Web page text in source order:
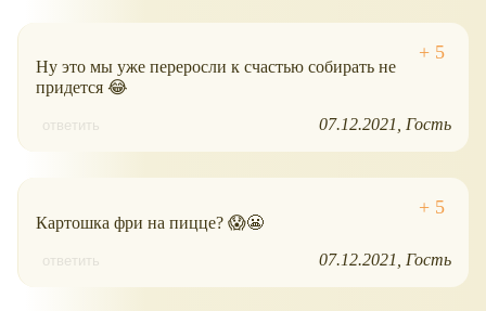
Ну это мы уже переросли к счастью собирать не
придется 😂
ответить 07.12.2021 Гость
Картошка фри на пицце? 😱😬
ответить 07.12.2021 Гость